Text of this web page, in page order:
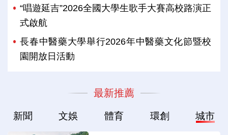
“唱遊延吉”2026全國大學生歌手大賽高校路演正
式啟航
長春中醫藥大學舉行2026年中醫藥文化節暨校
園開放日活動
最新推薦
新聞 文娛 體育 環創 城市